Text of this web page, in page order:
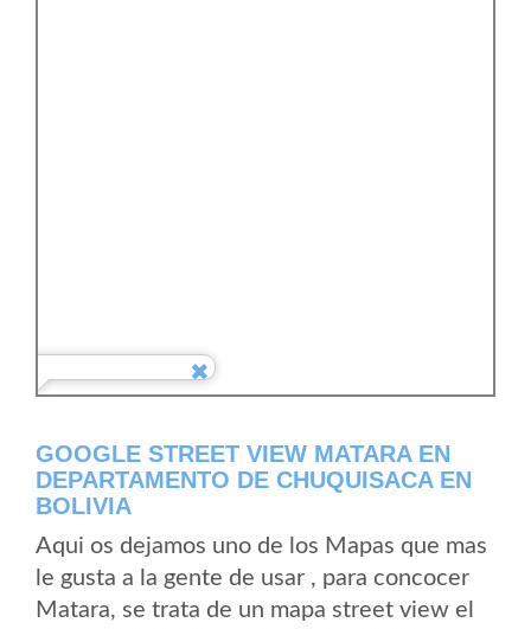
GOOGLE STREET VIEW MATARA EN
DEPARTAMENTO DE CHUQUISACA EN
BOLIVIA
Aqui os dejamos uno de los Mapas que mas
le gusta a la gente de usar , para concocer
Matara, se trata de un mapa street view el